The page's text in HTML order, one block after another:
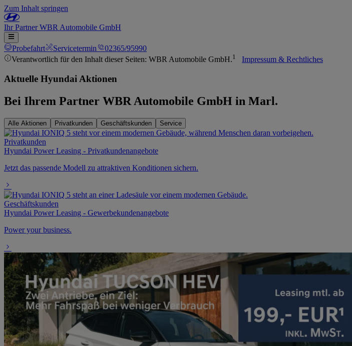
Zum Inhalt springen
IhrPartnerWBR Automobile GmbH
Probefahrt Servicetermin
02365/95990
Verantwortlich für den Inhalt dieser Seiten: WBR Automobile GmbH.1 Impressum & Rechtliches
Aktuelle Hyundai Aktionen
Bei Ihrem Partner WBR Automobile GmbH in Marl.
Alle Aktionen Privatkunden Geschäftskunden Service
Privatkunden
Hyundai Power Leasing - Privatkundenangebote
Jetzt das passende Modell zu attraktiven Konditionen sichern.
Geschäftskunden
Hyundai Power Leasing - Gewerbekundenangebote
Power your business.